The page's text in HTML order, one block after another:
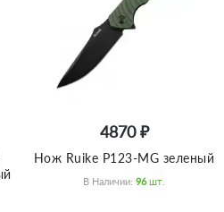
4870 ₽
Нож Ruike P123-MG зеленый
В Наличии: 96 Шт.